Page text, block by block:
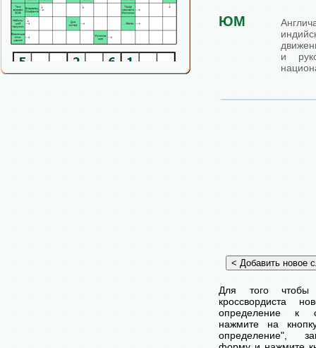
ЮМ
и
Для того чтобы
кроссвордиста
определение к
нажмите на
определение",